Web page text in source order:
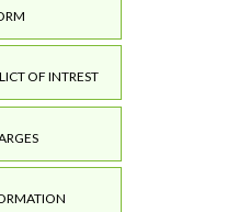
OF INTREST